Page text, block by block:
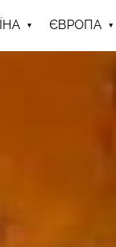
ЄВРОПА